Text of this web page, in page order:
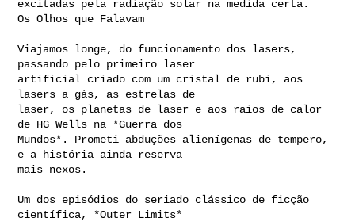
excitadas pela radiação solar na medida certa.
Os Olhos que Falavam
Viajamos longe, do funcionamento dos lasers,
passando pelo primeiro laser
artificial criado com um cristal de rubi, aos
lasers a gás, as estrelas de
laser, os planetas de laser e aos raios de calor
de HG Wells na *Guerra dos
Mundos*. Prometi abduções alienígenas de tempero,
e a história ainda reserva
mais nexos.
Um dos episódios do seriado clássico de ficção
científica, *Outer Limits*